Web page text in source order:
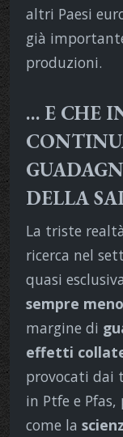
altri Paesi
già
produzioni.
… E CHE
DELLA
La triste
ricerca nel
quasi
sempre
margine di
effetti
provocati dai
in Ptfe e
come la